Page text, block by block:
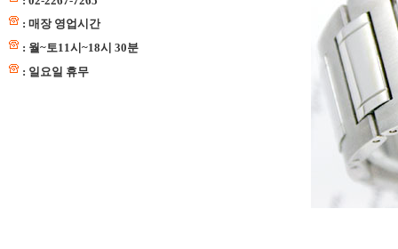
: 매장 영업시간
: 월~토11시~18시 30분
: 일요일 휴무